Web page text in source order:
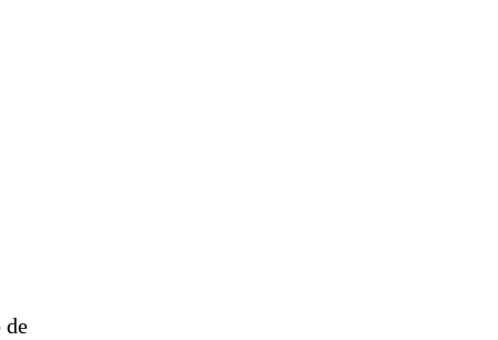
de